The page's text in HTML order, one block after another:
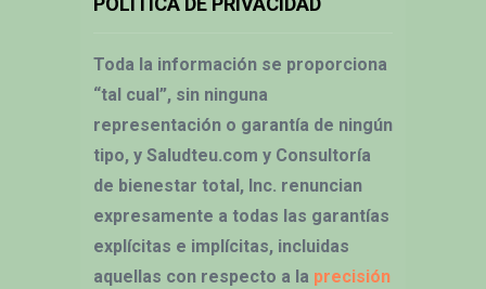
Toda la información se proporciona
“tal cual”, sin ninguna
representación o garantía de ningún
tipo, y Saludteu.com y Consultoría
de bienestar total, Inc. renuncian
expresamente a todas las garantías
explícitas e implícitas, incluidas
aquellas con respecto a la precisión